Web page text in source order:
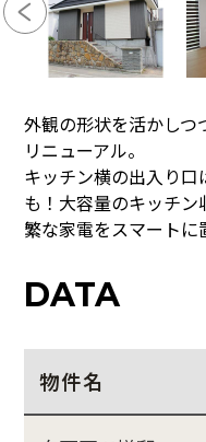
外観の形状を活かし
リニューアル。
キッチン横の出入り
も！大容量のキッチ
繁な家電をスマートに
DATA
物件名